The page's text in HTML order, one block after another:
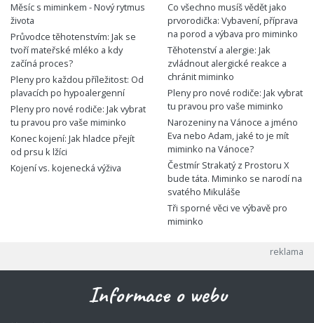
Měsíc s miminkem - Nový rytmus
života
Průvodce těhotenstvím: Jak se
tvoří mateřské mléko a kdy
začíná proces?
Pleny pro každou příležitost: Od
plavacích po hypoalergenní
Pleny pro nové rodiče: Jak vybrat
tu pravou pro vaše miminko
Konec kojení: Jak hladce přejít
od prsu k lžíci
Kojení vs. kojenecká výživa
Co všechno musíš vědět jako
prvorodička: Vybavení, příprava
na porod a výbava pro miminko
Těhotenství a alergie: Jak
zvládnout alergické reakce a
chránit miminko
Pleny pro nové rodiče: Jak vybrat
tu pravou pro vaše miminko
Narozeniny na Vánoce a jméno
Eva nebo Adam, jaké to je mít
miminko na Vánoce?
Čestmír Strakatý z Prostoru X
bude táta. Miminko se narodí na
svatého Mikuláše
Tři sporné věci ve výbavě pro
miminko
Informace o webu